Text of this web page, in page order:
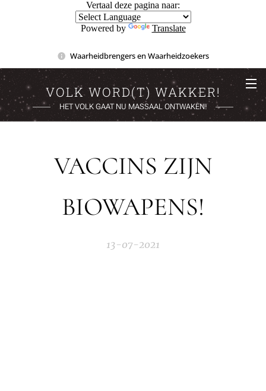
Vertaal deze pagina naar:
Powered by Translate
Waarheidbrengers en Waarheidzoekers
VOLK WORD(T) WAKKER!
HET VOLK GAAT NU MASSAAL ONTWAKEN!
VACCINS ZIJN
BIOWAPENS!
13-07-2021